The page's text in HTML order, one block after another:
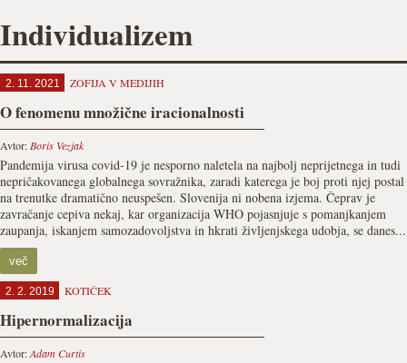
Individualizem
2. 11. 2021 ZOFIJA V MEDIJIH
O fenomenu množične iracionalnosti
Avtor: Boris Vezjak
Pandemija virusa covid-19 je nesporno naletela na najbolj neprijetnega in tudi
nepričakovanega globalnega sovražnika, zaradi katerega je boj proti njej postal
na trenutke dramatično neuspešen. Slovenija ni nobena izjema. Čeprav je
zavračanje cepiva nekaj, kar organizacija WHO pojasnjuje s pomanjkanjem
zaupanja, iskanjem samozadovoljstva in hkrati življenjskega udobja, se danes...
več
2. 2. 2019 KOTIČEK
Hipernormalizacija
Avtor:Adam Curtis